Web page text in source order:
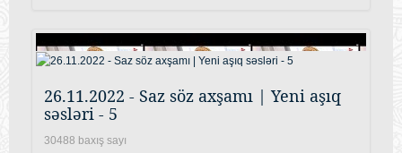
26.11.2022 - Saz söz axşamı | Yeni aşıq
səsləri - 5
30488 baxış sayı